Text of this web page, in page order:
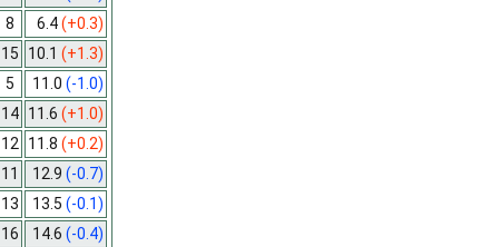
8 6.4(+0.3)
15 10.1 (+1.3)
5 11.0 (-1.0)
14 11.6 (+1.0)
12 11.8 (+0.2)
11 12.9 (-0.7)
13 13.5 (-0.1)
16 14.6 (-0.4)